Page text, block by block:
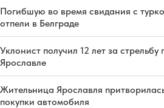
Погибшую во время свидания с
отпели в Белграде
Уклонист получил 12 лет за стрельбу
Ярославле
Жительница Ярославля
покупки автомобиля